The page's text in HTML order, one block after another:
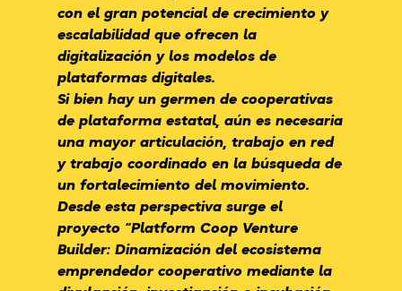
con el gran potencial de crecimiento y
escalabilidad que ofrecen la
digitalización y los modelos de
plataformas digitales.
Si bien hay un germen de cooperativas
de plataforma estatal, aún es necesaria
una mayor articulación, trabajo en red
y trabajo coordinado en la búsqueda de
un fortalecimiento del movimiento.
Desde esta perspectiva surge el
proyecto “Platform Coop Venture
Builder: Dinamización del ecosistema
emprendedor cooperativo mediante la